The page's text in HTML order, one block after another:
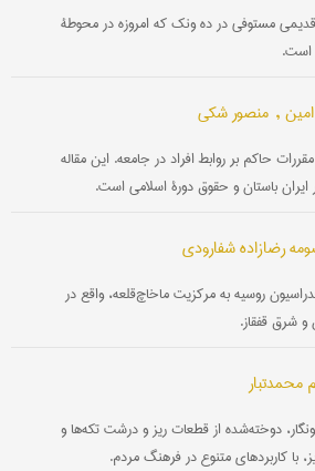
قدیمی مستوفی در ده ونک که امروزه در محوطۀ
است.
, منصور شکی
حاکم بر روابط افراد در جامعه. این مقاله
باستان و حقوق دورۀ اسلامی است.
رضازاده شفارودی
روسیه به مرکزیت ماخاچ‌قلعه، واقع در
و شرق قفقاز.
محمدتبار
دوخته‌شده از قطعات ریز و درشت تکه‌ها و
با کاربردهای متنوع در فرهنگ مردم.